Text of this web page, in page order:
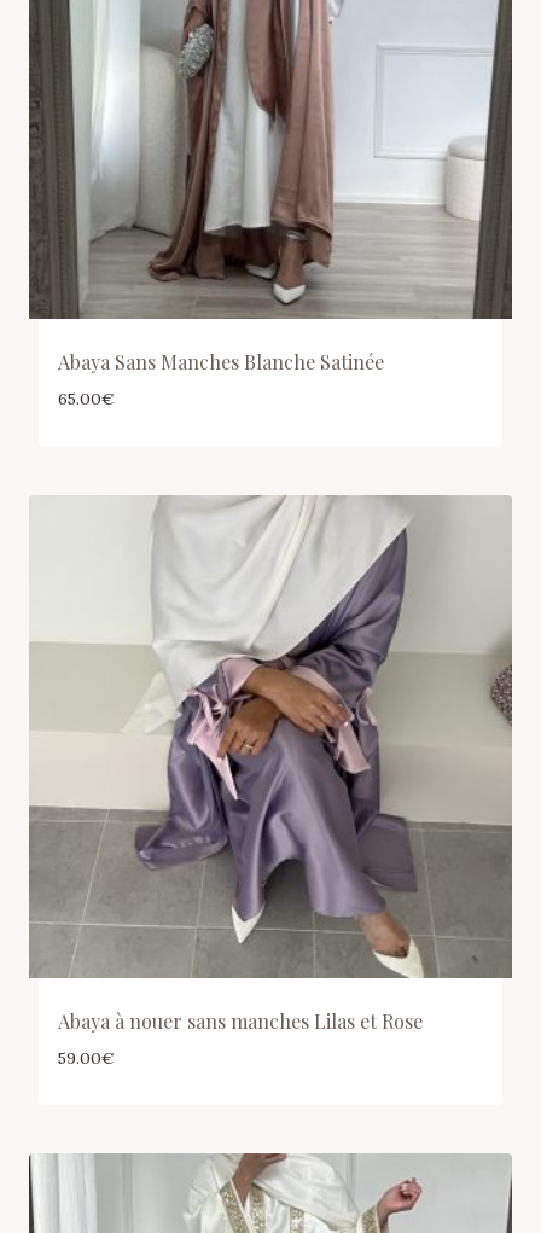
Abaya Sans Manches Blanche Satinée
65.00€
Abaya à nouer sans manches Lilas et Rose
59.00€